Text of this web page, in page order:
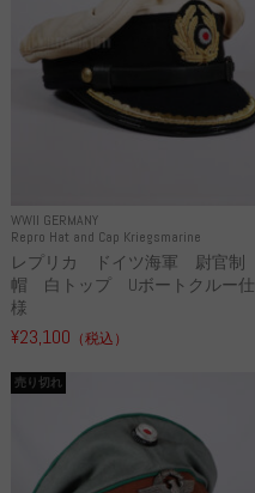
WWII GERMANY
Repro Hat and Cap Kriegsmarine
レプリカ ドイツ海軍 尉官制
帽 白トップ Uボートクルー仕
様
¥23,100 （税込）
売り切れ